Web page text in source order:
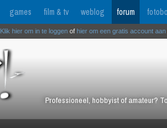
games film & tv weblog forum
Professioneel, hobbyist of amateur?
Klik hier om in te loggen of hier om een gratis account